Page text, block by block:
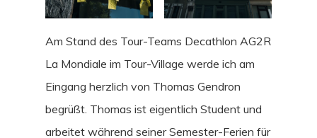
Am Stand des Tour-Teams Decathlon AG2R
La Mondiale im Tour-Village werde ich am
Eingang herzlich von Thomas Gendron
begrüßt. Thomas ist eigentlich Student und
arbeitet während seiner Semester-Ferien für